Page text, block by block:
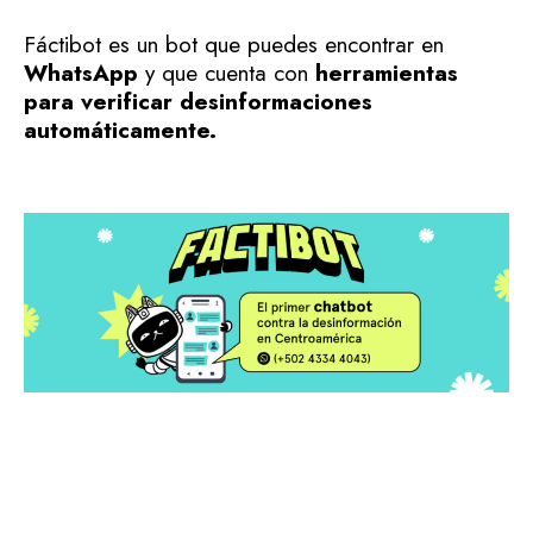
Fáctibot es un bot que puedes encontrar en
WhatsApp y que cuenta con herramientas
para verificar desinformaciones
automáticamente.